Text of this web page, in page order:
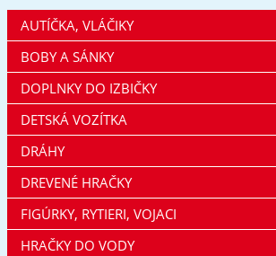
AUTÍČKA, VLÁČIKY
BOBY A SÁNKY
DOPLNKY DO IZBIČKY
DETSKÁ VOZÍTKA
DRÁHY
DREVENÉ HRAČKY
FIGÚRKY, RYTIERI, VOJACI
HRAČKY DO VODY